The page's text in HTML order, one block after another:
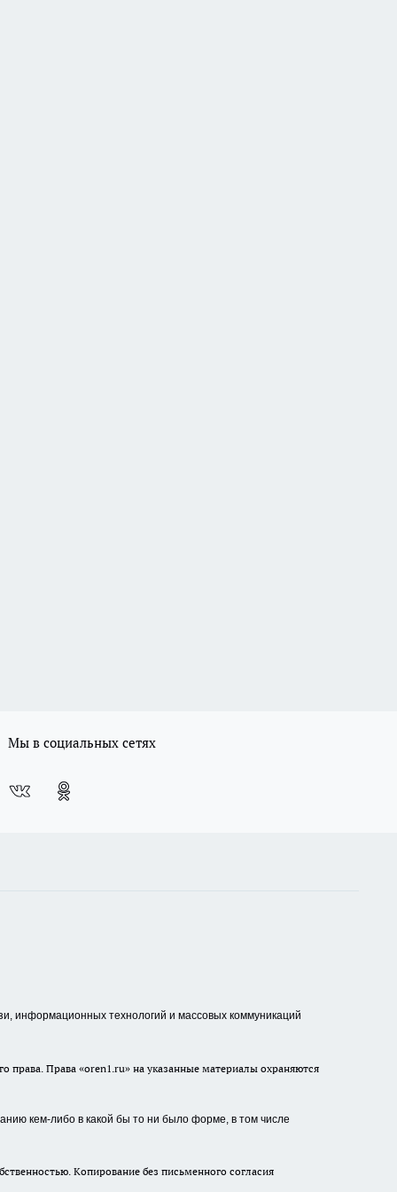
Мы в социальных сетях
информационных технологий и массовых коммуникаций
Права «oren1.ru» на указанные материалы охраняются
кем-либо в какой бы то ни было форме, в том числе
Копирование без письменного согласия